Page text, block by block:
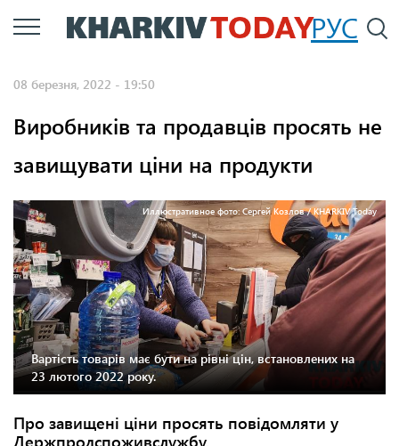
Перейти
до
РУС
08 березня, 2022 - 19:50
Виробників та продавців просять не
завищувати ціни на продукти
Иллюстративное фото: Сергей Козлов / KHARKIV Today
Вартість товарів має бути на рівні цін, встановлених на
23 лютого 2022 року.
Про завищені ціни просять повідомляти у
Держпродспоживслужбу.